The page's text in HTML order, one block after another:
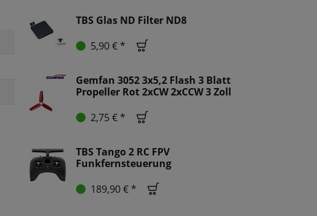
TBS Glas ND Filter ND8
5,90 € *
Gemfan 3052 3x5,2 Flash 3 Blatt
Propeller Rot 2xCW 2xCCW 3 Zoll
2,75 € *
TBS Tango 2 RC FPV
Funkfernsteuerung
189,90 € *